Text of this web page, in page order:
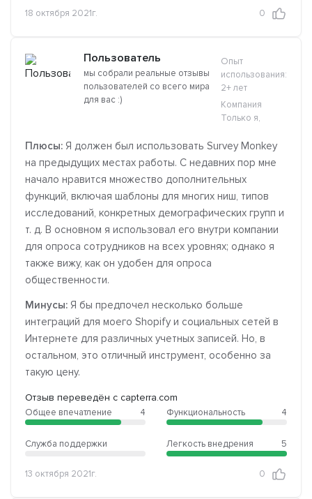
18 октября 2021г. 0
Пользователь
мы собрали реальные отзывы
пользователей со всего мира
для вас :)
Опыт
использования:
2+ лет
Компания
Только я,
Плюсы: Я должен был использовать Survey Monkey
на предыдущих местах работы. С недавних пор мне
начало нравится множество дополнительных
функций, включая шаблоны для многих ниш, типов
исследований, конкретных демографических групп и
т. д. В основном я использовал его внутри компании
для опроса сотрудников на всех уровнях; однако я
также вижу, как он удобен для опроса
общественности.
Минусы: Я бы предпочел несколько больше
интеграций для моего Shopify и социальных сетей в
Интернете для различных учетных записей. Но, в
остальном, это отличный инструмент, особенно за
такую цену.
Отзыв переведён с capterra.com
Общее впечатление 4
Служба поддержки
Функциональность 4
Легкость внедрения 5
13 октября 2021г. 0